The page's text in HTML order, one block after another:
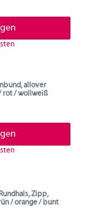
allover
rot / wollweiß
Zipp,
/ orange / bunt